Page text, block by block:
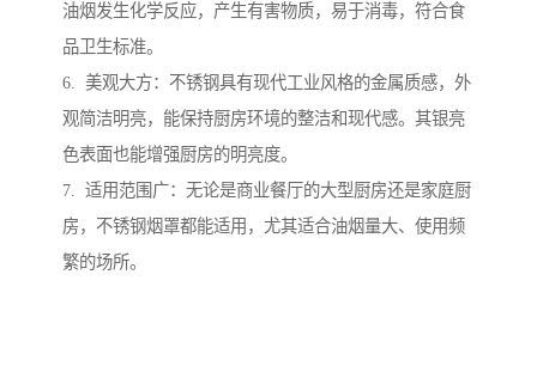
油烟发生化学反应，产生有害物质，易于消毒，符合食
品卫生标准。
6. 美观大方：不锈钢具有现代工业风格的金属质感，外
观简洁明亮，能保持厨房环境的整洁和现代感。其银亮
色表面也能增强厨房的明亮度。
7. 适用范围广：无论是商业餐厅的大型厨房还是家庭厨
房，不锈钢烟罩都能适用，尤其适合油烟量大、使用频
繁的场所。